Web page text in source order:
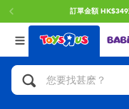
訂單金額 HK$349
返回
分類目錄
人氣英雄,角色
返回
品牌
Brunch Brother
返回
年齢
0~2歳